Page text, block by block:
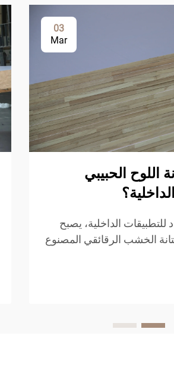
03
Mar
اللوح الحبيبي
للتطبيقات الداخلية، يصبح
الخشب الرقائقي المصنوع
هذا المنتج الخشبي